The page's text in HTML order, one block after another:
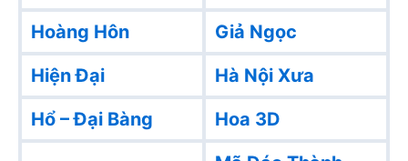
Hoàng Hôn
Giả Ngọc
Hiện Đại
Hà Nội Xưa
Hổ – Đại Bàng
Hoa 3D